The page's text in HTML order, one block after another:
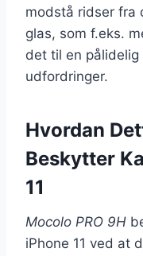
modstå ridser fra
glas, som f.eks.
det til en
udfordringer.
Hvordan
Beskytter
11
Mocolo PRO 9H
iPhone 11 ved at